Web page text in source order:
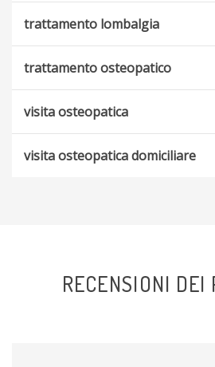
trattamento lombalgia
trattamento osteopatico
visita osteopatica
visita osteopatica domiciliare
RECENSIONI DEI